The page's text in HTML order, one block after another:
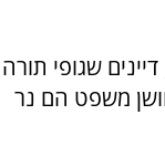
שגופי תורה
משפט הם נר